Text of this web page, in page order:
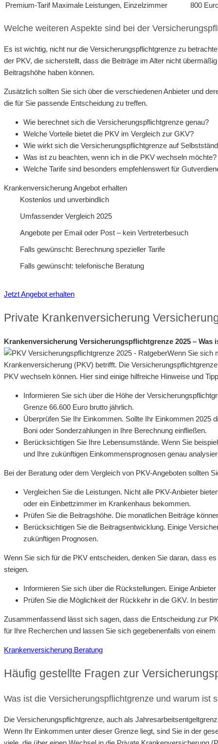
Premium-Tarif Maximale Leistungen, Einzelzimmer 800
Welche weiteren Aspekte sind bei der
Es ist wichtig, nicht nur die Versicherungspflichtgrenze zu
der PKV, die sicherstellt, dass die Beiträge im Alter nicht
Beitragshöhe haben können.
Zusätzlich sollten Sie sich über die verschiedenen Anbieter und
die für Sie passende Entscheidung zu treffen.
Wie berechnet sich die Versicherungspflichtgrenze genau?
Welche Vorteile bietet die PKV im Vergleich zur GKV?
Wie wirkt sich die Versicherungspflichtgrenze auf
Was ist zu beachten, wenn ich in die PKV wechseln möchte?
Welche Tarife sind besonders empfehlenswert für
Krankenversicherung Angebot erhalten
Kostenlos und unverbindlich
Umfassender Vergleich 2025
Angebote per Email oder Post – kein Vertreterbesuch
Falls gewünscht: Berechnung spezieller Tarife
Falls gewünscht: telefonische Beratung
Jetzt Angebot erhalten
Private Krankenversicherung
Krankenversicherung Versicherungspflichtgrenze 2025 – Was
Wenn Sie sich
Krankenversicherung (PKV) betrifft. Die
PKV wechseln können. Hier sind einige hilfreiche Hinweise und
Informieren Sie sich über die Höhe der
Grenze 66.600 Euro brutto jährlich.
Überprüfen Sie Ihr Einkommen. Sollte Ihr Einkommen 2025
Boni oder Sonderzahlungen in Ihre Berechnung einfließen.
Berücksichtigen Sie Ihre Lebensumstände. Wenn Sie
und Ihre zukünftigen Einkommensprognosen genau
Bei der Beratung oder dem Vergleich von PKV-Angeboten sollten
Vergleichen Sie die Leistungen. Nicht alle PKV-Anbieter
oder ein Einbettzimmer im Krankenhaus bekommen.
Prüfen Sie die Beitragshöhe. Die monatlichen Beiträge
Berücksichtigen Sie die Beitragsentwicklung. Einige
zukünftigen Prognosen.
Wenn Sie sich für die PKV entscheiden, denken Sie daran, dass
steigen.
Informieren Sie sich über die Rückstellungen. Einige
Prüfen Sie die Möglichkeit der Rückkehr in die GKV. In
Zusammenfassend lässt sich sagen, dass die Entscheidung zur
für Ihre Recherchen und lassen Sie sich gegebenenfalls von
Krankenversicherung Beratung
Häufig gestellte Fragen zur
Was ist die Versicherungspflichtgrenze und warum ist
Die Versicherungspflichtgrenze, auch als
Wenn Ihr Einkommen unter dieser Grenze liegt, sind Sie in der